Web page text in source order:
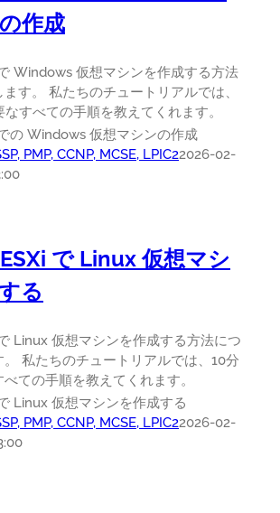
作成
Windows 仮想マシンを作成する方法
す。 私たちのチュートリアルでは、
すべての手順を教えてくれます。
の Windows 仮想マシンの作成
PMP, CCNP, MCSE, LPIC22026-02-
で Linux 仮想マシ
る
Linux 仮想マシンを作成する方法につ
私たちのチュートリアルでは、10分
ての手順を教えてくれます。
Linux 仮想マシンを作成する
PMP, CCNP, MCSE, LPIC22026-02-